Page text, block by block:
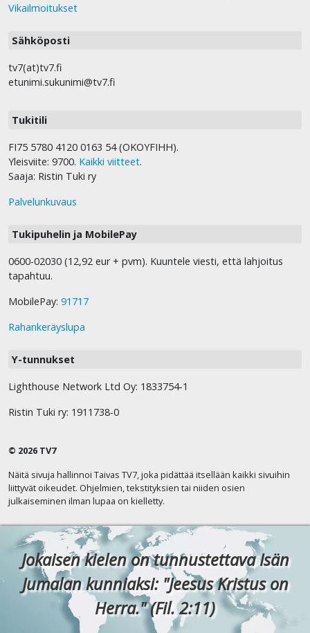
Vikailmoitukset
Sähköposti
tv7(at)tv7.fi
etunimi.sukunimi@tv7.fi
Tukitili
FI75 5780 4120 0163 54 (OKOYFIHH).
Yleisviite: 9700. Kaikki viitteet.
Saaja: Ristin Tuki ry
Palvelunkuvaus
Tukipuhelin ja MobilePay
0600-02030 (12,92 eur + pvm). Kuuntele viesti, että lahjoitus
tapahtuu.
MobilePay: 91717
Rahankeräyslupa
Y-tunnukset
Lighthouse Network Ltd Oy: 1833754-1
Ristin Tuki ry: 1911738-0
© 2026 TV7
Näitä sivuja hallinnoi Taivas TV7, joka pidättää itsellään kaikki sivuihin
liittyvät oikeudet. Ohjelmien, tekstityksien tai niiden osien
julkaiseminen ilman lupaa on kielletty.
Jokaisen kielen on tunnustettava Isän
Jumalan kunniaksi: "Jeesus Kristus on
Herra." (Fil. 2:11)